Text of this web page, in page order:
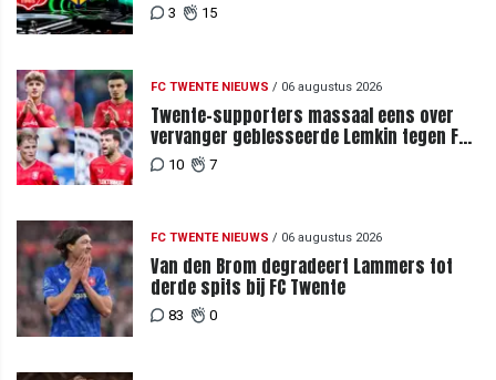
3 15
FC TWENTE NIEUWS / 06 augustus 2026
Twente-supporters massaal eens over
vervanger geblesseerde Lemkin tegen FC
DAC 04
10 7
FC TWENTE NIEUWS / 06 augustus 2026
Van den Brom degradeert Lammers tot
derde spits bij FC Twente
83 0